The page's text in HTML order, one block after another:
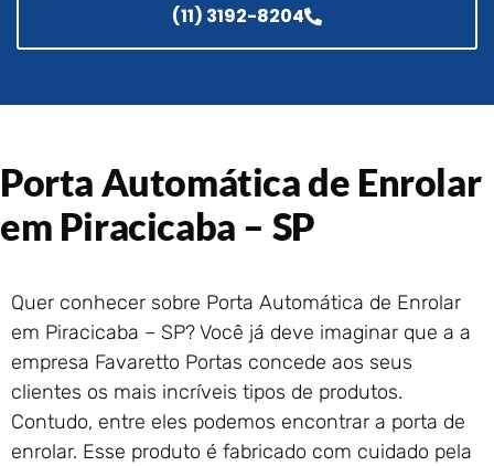
Portão de Garagem de
Enrolar em São Gonçalo – RJ
Enrolar em Rio das Ostras –
Enrolar em Queimados – RJ
Portão de Garagem de
Enrolar em Petrópolis – RJ
Portão de Garagem de
Enrolar em Nova Iguaçu – RJ
Portão de Garagem de
Enrolar em Nova Friburgo –
RJ
(11) 3192-8204
Porta Automática de Enrolar
em Piracicaba – SP
Quer conhecer sobre Porta Automática de Enrolar
em Piracicaba – SP? Você já deve imaginar que a a
empresa Favaretto Portas concede aos seus
clientes os mais incríveis tipos de produtos.
Contudo, entre eles podemos encontrar a porta de
enrolar. Esse produto é fabricado com cuidado pela